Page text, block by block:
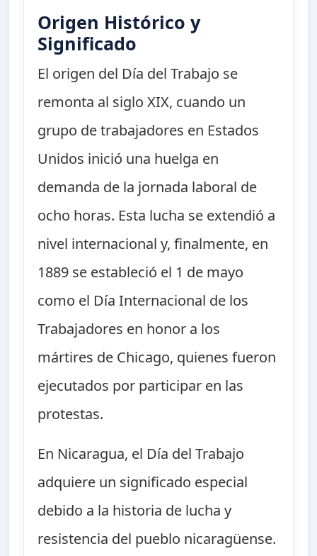
Origen Histórico y
Significado
El origen del Día del Trabajo se
remonta al siglo XIX, cuando un
grupo de trabajadores en Estados
Unidos inició una huelga en
demanda de la jornada laboral de
ocho horas. Esta lucha se extendió a
nivel internacional y, finalmente, en
1889 se estableció el 1 de mayo
como el Día Internacional de los
Trabajadores en honor a los
mártires de Chicago, quienes fueron
ejecutados por participar en las
protestas.
En Nicaragua, el Día del Trabajo
adquiere un significado especial
debido a la historia de lucha y
resistencia del pueblo nicaragüense.